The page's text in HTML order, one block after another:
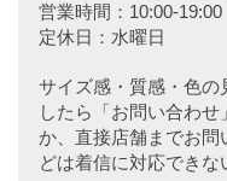
営業時間：10:00-19:00
定休日：水曜日
サイズ感・質感・色の
したら「お問い合わせ
か、直接店舗までお問
どは着信に対応できな